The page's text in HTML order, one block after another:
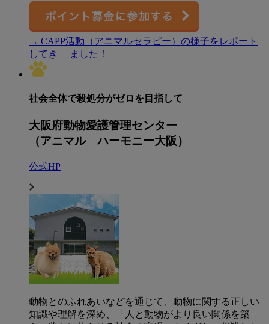
→ CAPP活動（アニマルセラピー）の様子をレポート
してき ました！
社会全体で殺処分がゼロを目指して
大阪府動物愛護管理センター
（アニマル ハーモニー大阪）
公式HP
動物とのふれあいなどを通じて、動物に関する正しい
知識や理解を深め、「人と動物がより良い関係を築